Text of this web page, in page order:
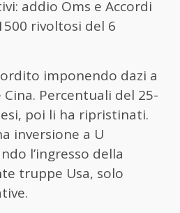
addio Oms e Accordi
rivoltosi del 6
imponendo dazi a
Cina. Percentuali del 25-
poi li ha ripristinati.
inversione a U
l’ingresso della
truppe Usa, solo